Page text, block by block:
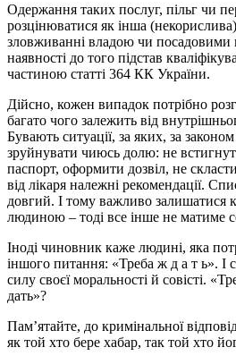
Одержання таких послуг, пільг чи
розцінюватися як інша (некорислива)
зловживанні владою чи посадовими
наявності до того підстав
частиною статті 364 КК України.
Дійсно, кожен випадок потрібно
багато чого залежить від
Бувають ситуації, за яких, за
зруйнувати чиюсь долю: не
паспорт, оформити дозвіл, не
від лікаря належні рекомендації.
довгий. І тому важливо залишатися
людиною – тоді все інше не матиме
Іноді чиновник каже людині, яка
іншого питання: «Треба ж д а т ь». І
силу своєї моральності й совісті.
дать»?
Пам’ятайте, до кримінальної
як той хто бере хабар, так той хто